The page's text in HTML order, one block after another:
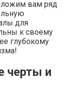
вам ряд
для
к своему
глубокому
черты и